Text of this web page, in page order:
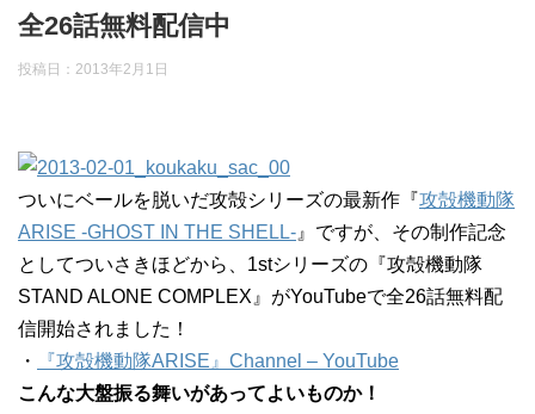
全26話無料配信中
投稿日： 2013年2月1日
ついにベールを脱いだ攻殻シリーズの最新作『攻殻機動隊
ARISE -GHOST IN THE SHELL- 』ですが、その制作記念
としてついさきほどから、1stシリーズの『攻殻機動隊
STAND ALONE COMPLEX』がYouTubeで全26話無料配
信開始されました！
・
『攻殻機動隊ARISE』Channel – YouTube
こんな大盤振る舞いがあってよいものか！